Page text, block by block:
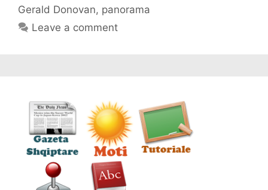
Gerald Donovan, panorama
Leave a comment